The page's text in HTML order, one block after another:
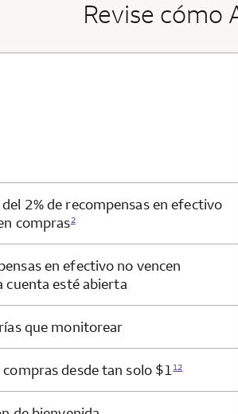
Revise cómo
2% de recompensas en efectivo
compras2
en efectivo no vencen
cuenta esté abierta
que monitorear
compras desde tan solo $112